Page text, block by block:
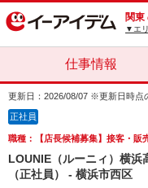
関東
▼エ
仕事情報
更新日：2026/08/07 ※更新日時点
正社員
職種：【店長候補募集】接客・
LOUNIE（ルーニィ）横浜
（正社員） - 横浜市西区